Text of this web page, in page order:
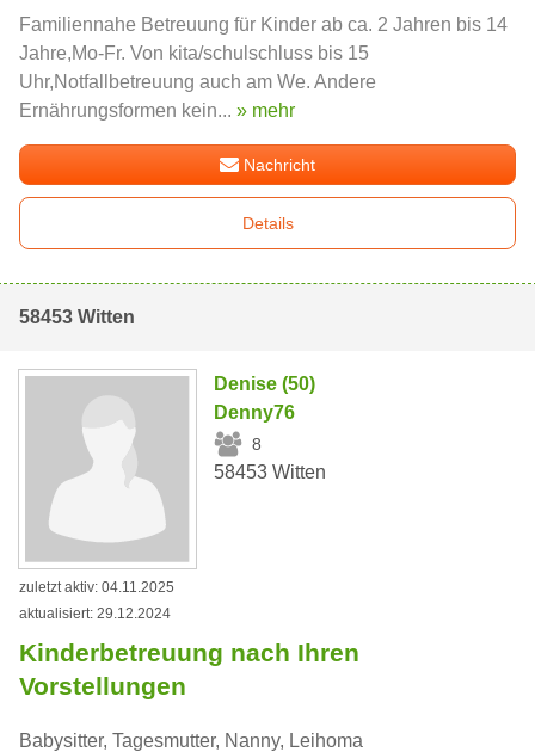
Familiennahe Betreuung für Kinder ab ca. 2 Jahren bis 14
Jahre,Mo-Fr. Von kita/schulschluss bis 15
Uhr,Notfallbetreuung auch am We. Andere
Ernährungsformen kein... » mehr
Nachricht
Details
58453 Witten
Denise (50)
Denny76
8
58453 Witten
zuletzt aktiv: 04.11.2025
aktualisiert: 29.12.2024
Kinderbetreuung nach Ihren
Vorstellungen
Babysitter, Tagesmutter, Nanny, Leihoma